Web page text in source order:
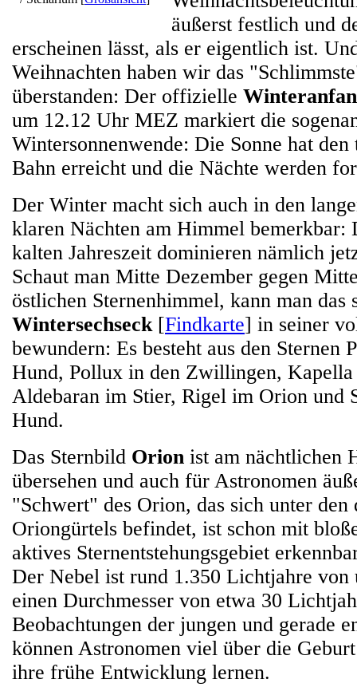
äußerst festlich und
erscheinen lässt, als er eigentlich ist.
Weihnachten haben wir das
überstanden: Der offizielle
um 12.12 Uhr MEZ markiert die
Wintersonnenwende: Die Sonne hat
Bahn erreicht und die Nächte werden
Der Winter macht sich auch in den
klaren Nächten am Himmel bemerkbar:
kalten Jahreszeit dominieren nämlich
Schaut man Mitte Dezember gegen
östlichen Sternenhimmel, kann man das
Wintersechseck[Findkarte] in seiner
bewundern: Es besteht aus den Sternen
Hund, Pollux in den Zwillingen,
Aldebaran im Stier, Rigel im Orion und
Hund.
Das Sternbild Orion ist am nächtlichen
übersehen und auch für Astronomen
"Schwert" des Orion, das sich unter den
Oriongürtels befindet, ist schon mit
aktives Sternentstehungsgebiet
Der Nebel ist rund 1.350 Lichtjahre von
einen Durchmesser von etwa 30
Beobachtungen der jungen und gerade
können Astronomen viel über die
ihre frühe Entwicklung lernen.